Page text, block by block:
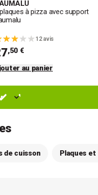
à pizza avec support
12 avis
,50 €
au panier
de cuisson Plaques